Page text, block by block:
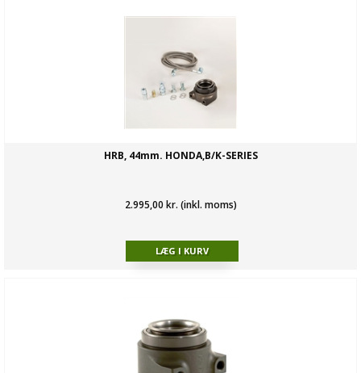
HRB, 44mm. HONDA,B/K-SERIES
2.995,00 kr. (inkl. moms)